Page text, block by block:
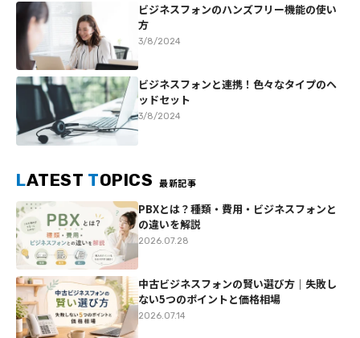
ビジネスフォンのハンズフリー機能の使い
方
3/8/2024
ビジネスフォンと連携！色々なタイプのヘ
ッドセット
3/8/2024
LATEST TOPICS 最新記事
PBXとは？種類・費用・ビジネスフォンと
の違いを解説
2026.07.28
中古ビジネスフォンの賢い選び方｜失敗し
ない5つのポイントと価格相場
2026.07.14